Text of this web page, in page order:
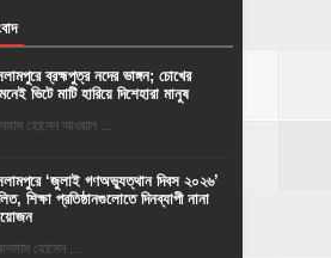
ব্রহ্মপুত্র নদের ভাঙ্গন; চোখের
ভিটে মাটি হারিয়ে দিশেহারা মানুষ
হোসেন আওয়াল ...
‘জুলাই গণঅভ্যুত্থান দিবস ২০২৬’
শিক্ষা প্রতিষ্ঠানগুলোতে দিনব্যাপী নানা
হোসেন ...